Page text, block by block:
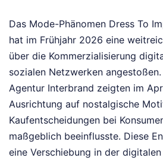
Das Mode-Phänomen Dress To
hat im Frühjahr 2026 eine
über die Kommerzialisierung
sozialen Netzwerken
Agentur Interbrand zeigten im
Ausrichtung auf nostalgische
Kaufentscheidungen bei
maßgeblich beeinflusste. Diese
eine Verschiebung in der digitalen